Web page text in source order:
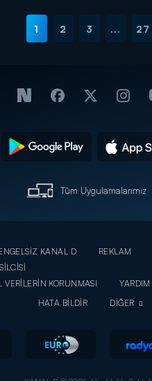
1 2 3 ... 27
Tüm Uygulamalarımız
KANAL D REKLAM
VERİLERİN KORUNMASI
YARDIM
HATA BİLDİR
DİĞER